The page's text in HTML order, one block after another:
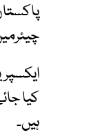
کیا
ہیں۔